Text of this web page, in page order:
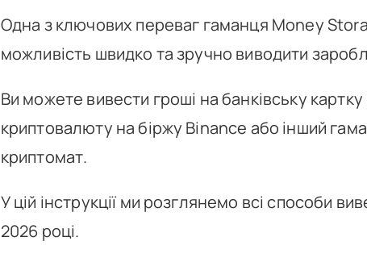
Одна з ключових переваг гаманця Money
можливість швидко та зручно виводити
Ви можете вивести гроші на банківську
криптовалюту на біржу Binance або інший
криптомат.
У цій інструкції ми розглянемо всі способи
2026 році.